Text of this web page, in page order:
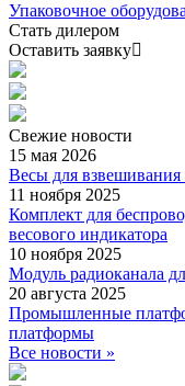
Упаковочное
Стать дилером
Оставить заявку
Свежие новости
15 мая 2026
Весы для взвешивания
11 ноября 2025
Комплект для
весового индикатора
10 ноября 2025
Модуль радиоканала
20 августа 2025
Промышленные
платформы
Все новости »